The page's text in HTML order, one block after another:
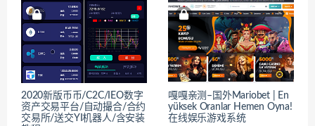
2020新版币币/C2C/IEO数字
资产交易平台/自动撮合/合约
交易所/送交YI机器人/含安装
嘎嘎亲测–国外Mariobet | En
yüksek Oranlar Hemen Oyna!
在线娱乐游戏系统